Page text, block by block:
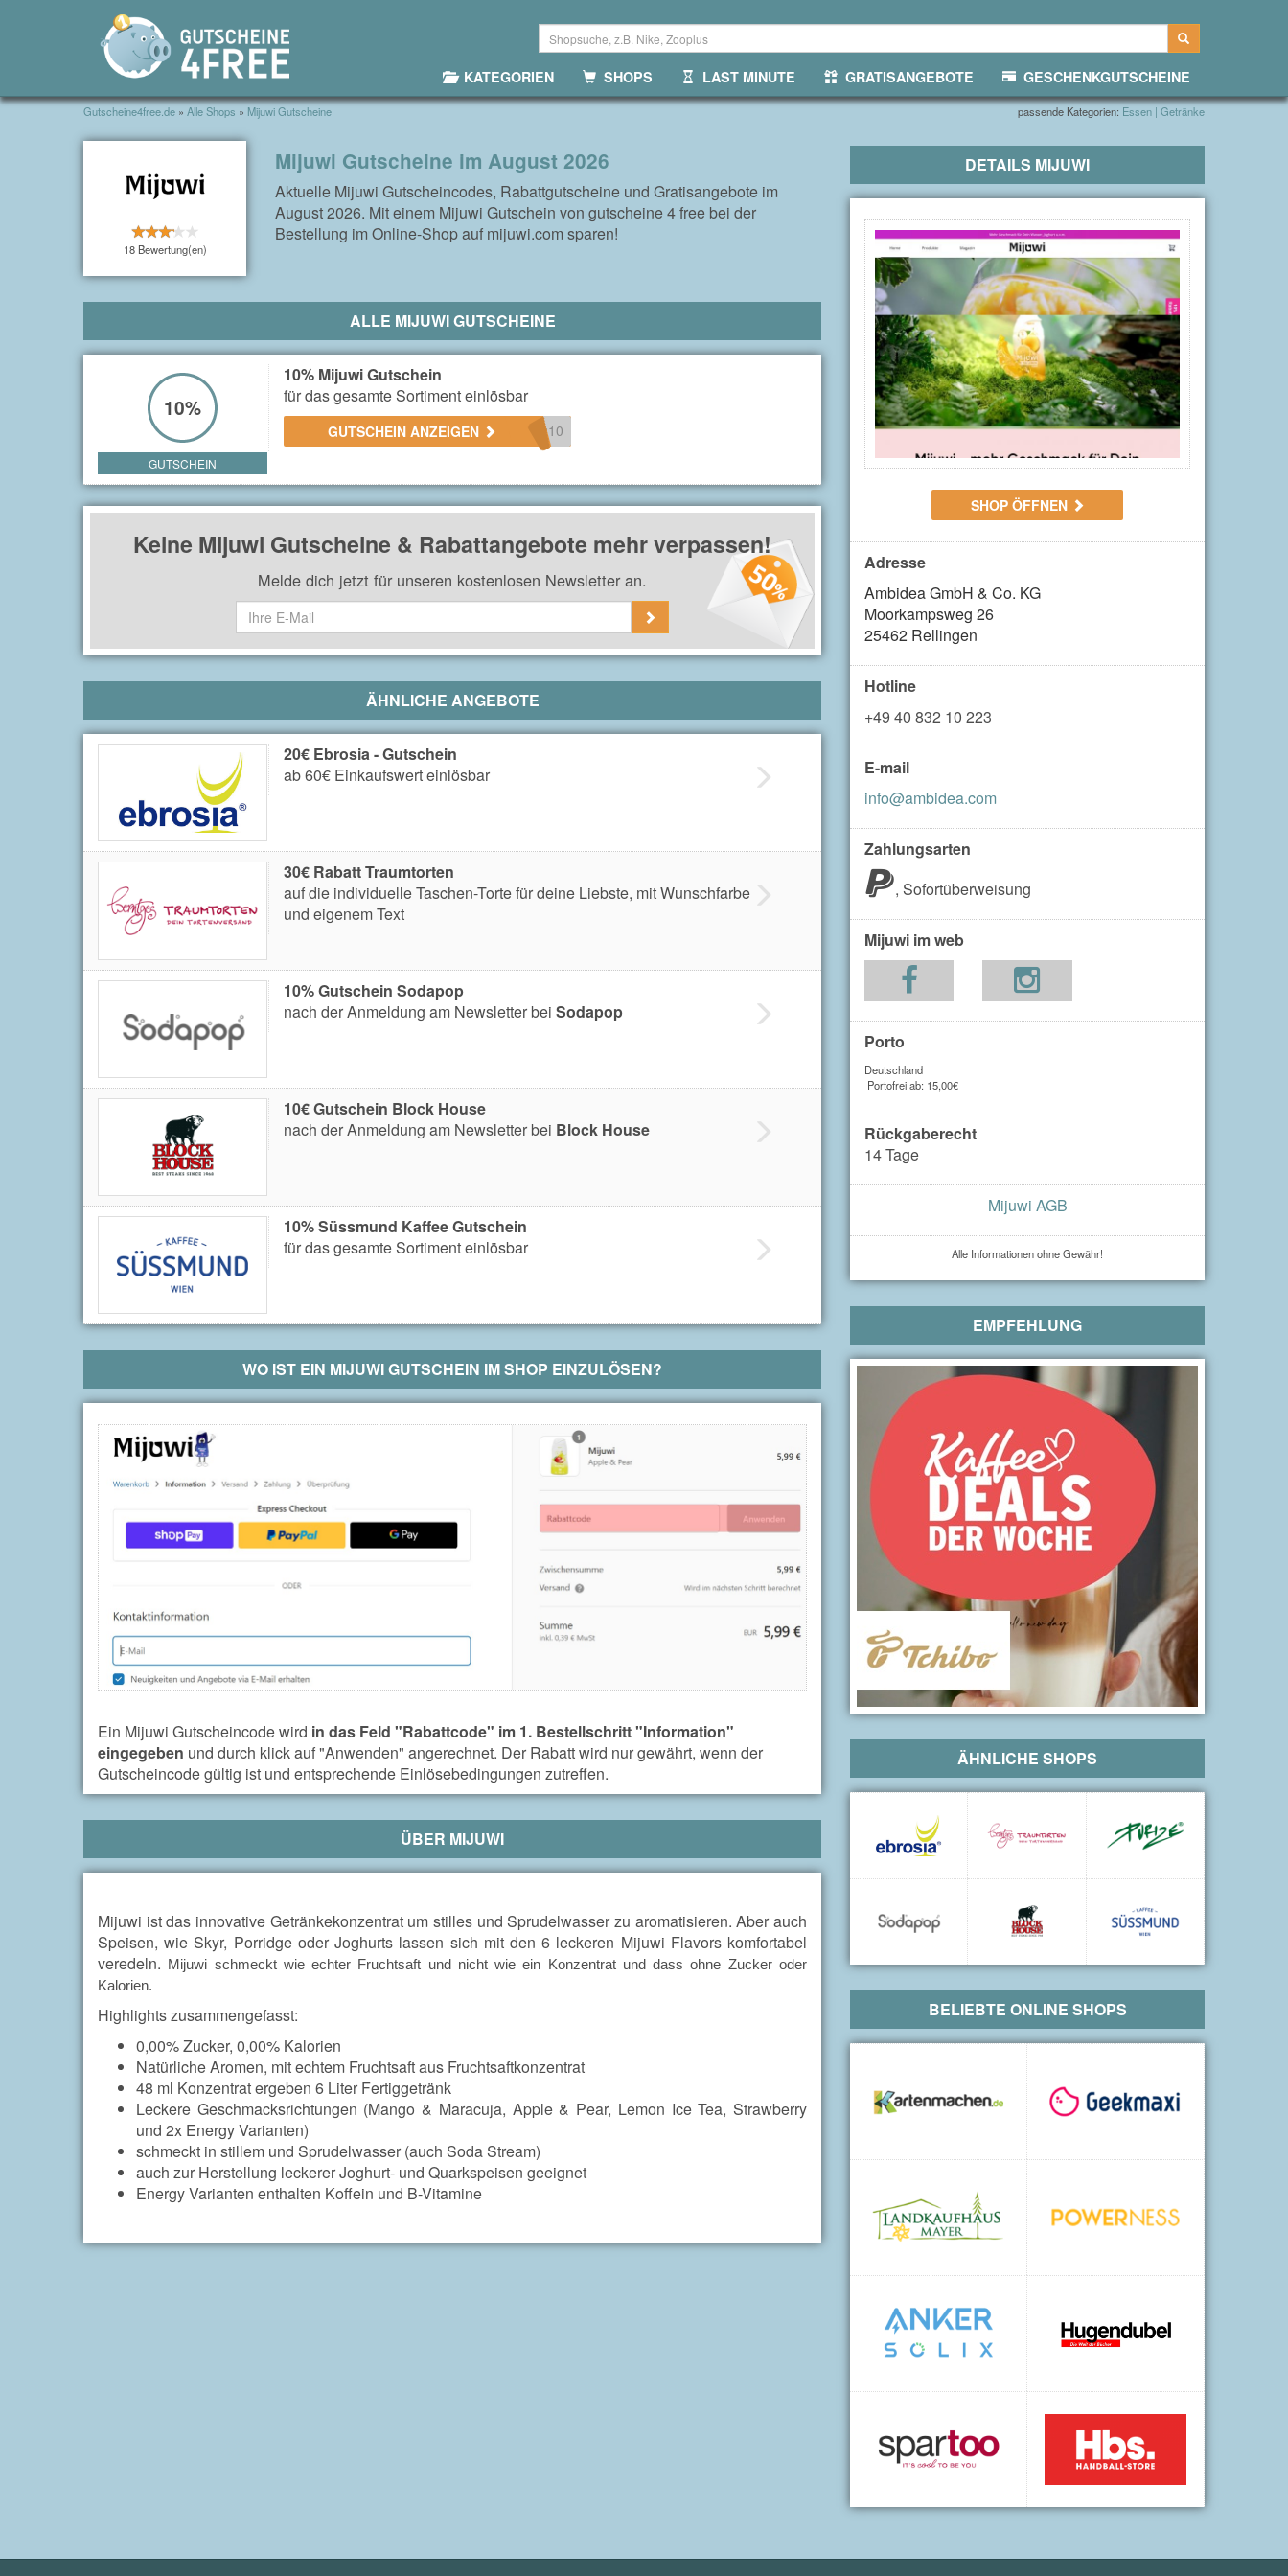
KATEGORIEN SHOPS LAST MINUTE GRATISANGEBOTE GESCHENKGUTSCHEINE
Gutscheine4free.de » Alle Shops » Mijuwi Gutscheine passende Kategorien: Essen | Getränke
18 Bewertung(en)
Mijuwi Gutscheine im August 2026
Aktuelle Mijuwi Gutscheincodes, Rabattgutscheine und Gratisangebote im
August 2026. Mit einem Mijuwi Gutschein von gutscheine 4 free bei der
Bestellung im Online-Shop auf mijuwi.com sparen!
ALLE MIJUWI GUTSCHEINE
10%
GUTSCHEIN
10% Mijuwi Gutschein
für das gesamte Sortiment einlösbar
GUTSCHEIN ANZEIGEN u10
Keine Mijuwi Gutscheine & Rabattangebote mehr verpassen!
Melde dich jetzt für unseren kostenlosen Newsletter an.
ÄHNLICHE ANGEBOTE
20€ Ebrosia - Gutschein
ab 60€ Einkaufswert einlösbar
30€ Rabatt Traumtorten
auf die individuelle Taschen-Torte für deine Liebste, mit Wunschfarbe
und eigenem Text
10% Gutschein Sodapop
nach der Anmeldung am Newsletter bei Sodapop
10€ Gutschein Block House
nach der Anmeldung am Newsletter bei Block House
10% Süssmund Kaffee Gutschein
für das gesamte Sortiment einlösbar
WO IST EIN MIJUWIGUTSCHEIN IM SHOP EINZULÖSEN?
Ein Mijuwi Gutscheincode wird in das Feld "Rabattcode" im 1. Bestellschritt "Information"
eingegeben und durch klick auf "Anwenden" angerechnet. Der Rabatt wird nur gewährt, wenn der
Gutscheincode gültig ist und entsprechende Einlösebedingungen zutreffen.
ÜBER MIJUWI
Mijuwi ist das innovative Getränkekonzentrat um stilles und Sprudelwasser zu aromatisieren. Aber auch
Speisen, wie Skyr, Porridge oder Joghurts lassen sich mit den 6 leckeren Mijuwi Flavors komfortabel
veredeln. Mijuwi schmeckt wie echter Fruchtsaft und nicht wie ein Konzentrat und dass ohne Zucker oder
Kalorien.
Highlights zusammengefasst:
0,00% Zucker, 0,00% Kalorien
Natürliche Aromen, mit echtem Fruchtsaft aus Fruchtsaftkonzentrat
48 ml Konzentrat ergeben 6 Liter Fertiggetränk
Leckere Geschmacksrichtungen (Mango & Maracuja, Apple & Pear, Lemon Ice Tea, Strawberry
und 2x Energy Varianten)
schmeckt in stillem und Sprudelwasser (auch Soda Stream)
auch zur Herstellung leckerer Joghurt- und Quarkspeisen geeignet
Energy Varianten enthalten Koffein und B-Vitamine
DETAILS MIJUWI
SHOP ÖFFNEN
Adresse
Ambidea GmbH & Co. KG
Moorkampsweg 26
25462 Rellingen
Hotline
+49 40 832 10 223
E-mail
info@ambidea.com
Zahlungsarten
, Sofortüberweisung
Mijuwi im web
Porto
Deutschland
Portofrei ab: 15,00€
Rückgaberecht
14 Tage
Mijuwi AGB
Alle Informationen ohne Gewähr!
EMPFEHLUNG
ÄHNLICHE SHOPS
BELIEBTE ONLINE SHOPS